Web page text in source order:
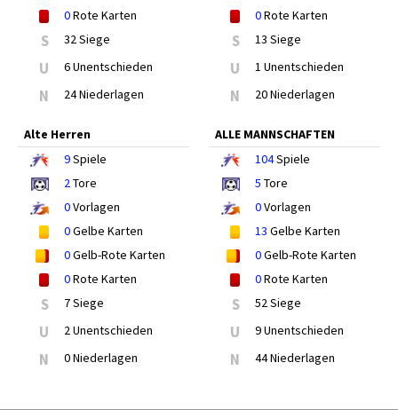
0Rote Karten
S 32 Siege
U 6 Unentschieden
N 24 Niederlagen
0Rote Karten
S 13 Siege
U 1 Unentschieden
N 20 Niederlagen
Alte Herren
9Spiele
2Tore
0Vorlagen
0Gelbe Karten
0Gelb-Rote Karten
0Rote Karten
S 7 Siege
U 2 Unentschieden
N 0 Niederlagen
ALLE MANNSCHAFTEN
104Spiele
5 Tore
0Vorlagen
13 Gelbe Karten
0Gelb-Rote Karten
0Rote Karten
S 52 Siege
U 9 Unentschieden
N 44 Niederlagen